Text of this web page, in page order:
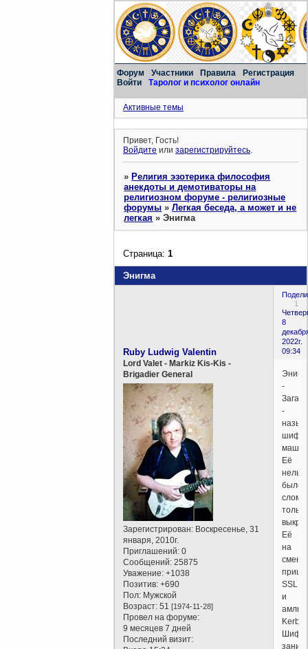
Форум Участники Правила
Регистрация
Войти
Таролог и психолог онлайн
Активные темы
Привет, Гость!
Войдите илизарегистрируйтесь.
»Религия эзотерика философия
анекдоты и демотиваторы на
религиозном форуме - религиозные
форумы »Легкая беседа, а может и не
легкая »Энигма
Энигма
Страница:1
1
8
2022г.
09:34
Ruby Ludwig Valentin
Lord Valet - Markiz Kis-Kis -
Brigadier General
Зарегистрирован: Воскресенье, 31
января, 2010г.
Приглашений: 0
Сообщений: 25875
Уважение: +1038
Позитив: +690
Пол: Мужской
Возраст: 51[1974-11-28]
Провел на форуме:
9 месяцев 7 дней
Последний визит:
-
-
Её
было
только
Её
на
смену
SSL
и